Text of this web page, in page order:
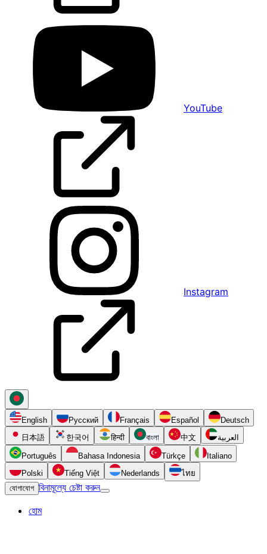
YouTube
Instagram
English Русский Français Español
Deutsch
日本語
한국어 हिन्दी বাংলা 中文 العربية
Português Bahasa Indonesia Türkçe
Italiano
Polski
Tiếng Việt Nederlands
ไทย
যোগাযোগ বিনামূল্যে চেষ্টা করুন
হোম